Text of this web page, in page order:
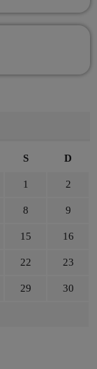
S D
1 2
8 9
15 16
22 23
29 30